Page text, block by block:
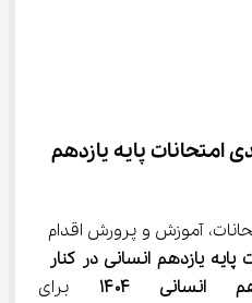
امتحانات پایه یازدهم
آموزش و پرورش اقدام
پایه یازدهم انسانی در کنار
انسانی ۱۴۰۴
برای